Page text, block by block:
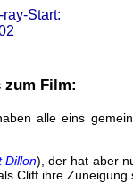
Start:
zum Film:
alle eins
Dillon), der hat aber
Cliff ihre Zuneigung